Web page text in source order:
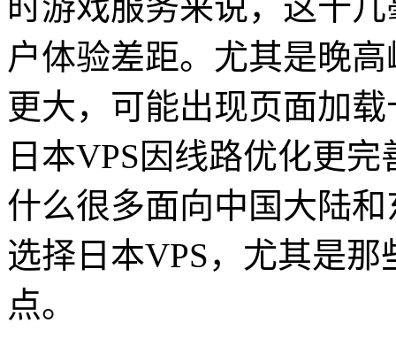
户体验差距。尤其是晚
更大，可能出现页面加
日本VPS因线路优化更
什么很多面向中国大陆
选择日本VPS，尤其是
点。